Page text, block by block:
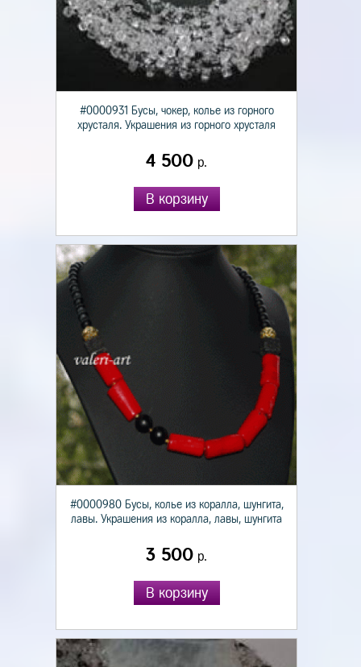
#0000931 Бусы, чокер, колье из горного
хрусталя. Украшения из горного хрусталя
4 500 р.
В корзину
#0000980 Бусы, колье из коралла, шунгита,
лавы. Украшения из коралла, лавы, шунгита
3 500 р.
В корзину